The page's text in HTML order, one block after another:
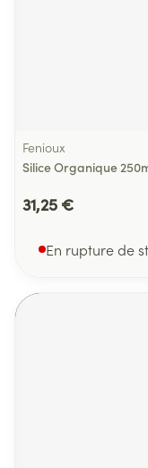
Fenioux
Silice Organique
31,25 €
En rupture de